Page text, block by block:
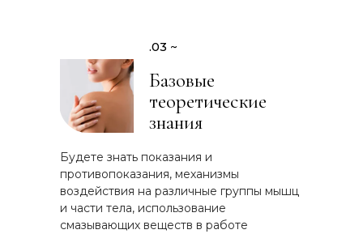
Базовые
теоретические
знания
Будете знать показания и
противопоказания, механизмы
воздействия на различные группы мышц
и части тела, использование
смазывающих веществ в работе
.03 ~